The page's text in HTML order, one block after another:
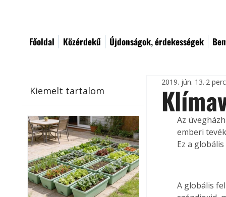
Főoldal Közérdekű Újdonságok, érdekességek
Kiemelt tartalom
2019. jún. 13. 2
Az
emberi
Ez a
A globális